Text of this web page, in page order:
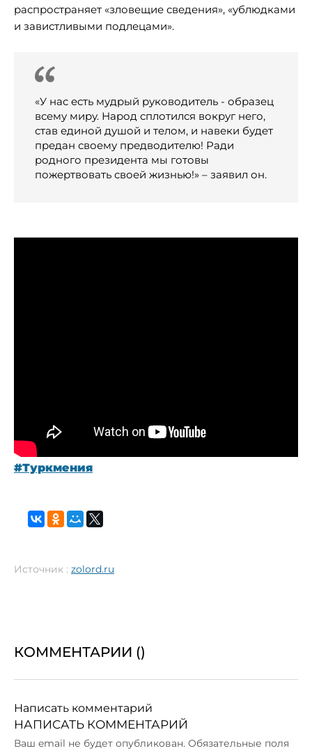
распространяет «зловещие сведения», «ублюдками
и завистливыми подлецами».
«У нас есть мудрый руководитель - образец
всему миру. Народ сплотился вокруг него,
став единой душой и телом, и навеки будет
предан своему предводителю! Ради
родного президента мы готовы
пожертвовать своей жизнью!» – заявил он.
#Туркмения
Источник : zolord.ru
КОММЕНТАРИИ ()
Написать комментарий
НАПИСАТЬ КОММЕНТАРИЙ
Ваш email не будет опубликован. Обязательные поля